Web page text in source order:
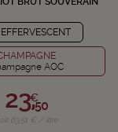
AOC
23,€
50
63,51 € / litre